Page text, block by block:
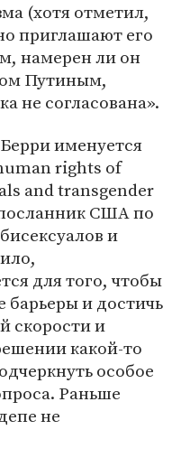
(хотя отметил,
приглашают его
намерен ли он
Путиным,
не согласована».
именуется
rights of
and transgender
США по
и
для того, чтобы
барьеры и достичь
скорости и
какой-то
особое
Раньше
не